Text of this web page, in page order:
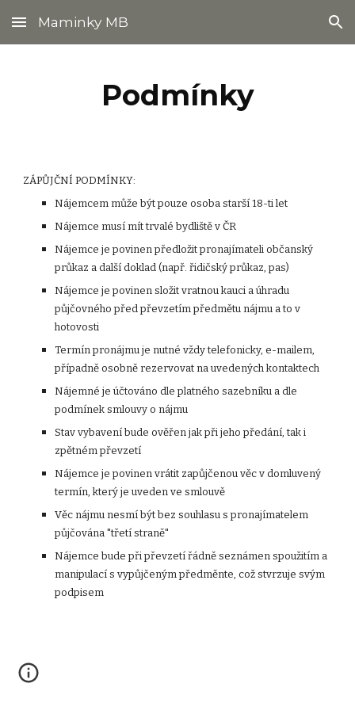
Skip to main content Skip to navigation
Maminky MB
Podmínky
ZÁPŮJČNÍ PODMÍNKY:
Nájemcem může být pouze osoba starší 18-ti let
Nájemce musí mít trvalé bydliště v ČR
Nájemce je povinen předložit pronajímateli občanský
průkaz a další doklad (např. řidičský průkaz, pas)
Nájemce je povinen složit vratnou kauci a úhradu
půjčovného před převzetím předmětu nájmu a to v
hotovosti
Termín pronájmu je nutné vždy telefonicky, e-mailem,
případně osobně rezervovat na uvedených kontaktech
Nájemné je účtováno dle platného sazebníku a dle
podmínek smlouvy o nájmu
Stav vybavení bude ověřen jak při jeho předání, tak i
zpětném převzetí
Nájemce je povinen vrátit zapůjčenou věc v domluvený
termín, který je uveden ve smlouvě
Věc nájmu nesmí být bez souhlasu s pronajímatelem
půjčována "třetí straně"
Nájemce bude při převzetí řádně seznámen spoužitím a
manipulací s vypůjčeným předměnte, což stvrzuje svým
podpisem